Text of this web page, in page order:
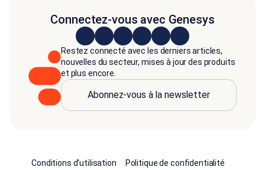
Connectez-vous avec Genesys
Restez connecté avec les derniers articles,
nouvelles du secteur, mises à jour des produits
et plus encore.
Abonnez-vous à la newsletter
Conditions d'utilisation Politique de confidentialité